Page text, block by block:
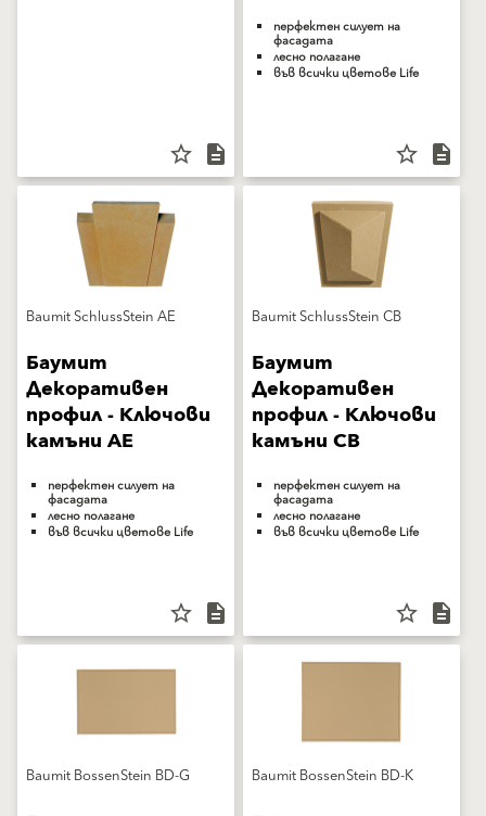
star_border description
перфектен силует на
фасадата
лесно полагане
във всички цветове Life
star_border description
Baumit SchlussStein AE
Баумит
Декоративен
профил - Ключови
камъни AE
перфектен силует на
фасадата
лесно полагане
във всички цветове Life
star_border description
Baumit SchlussStein CB
Баумит
Декоративен
профил - Ключови
камъни CB
перфектен силует на
фасадата
лесно полагане
във всички цветове Life
star_border description
Baumit BossenStein BD-G Baumit BossenStein BD-K